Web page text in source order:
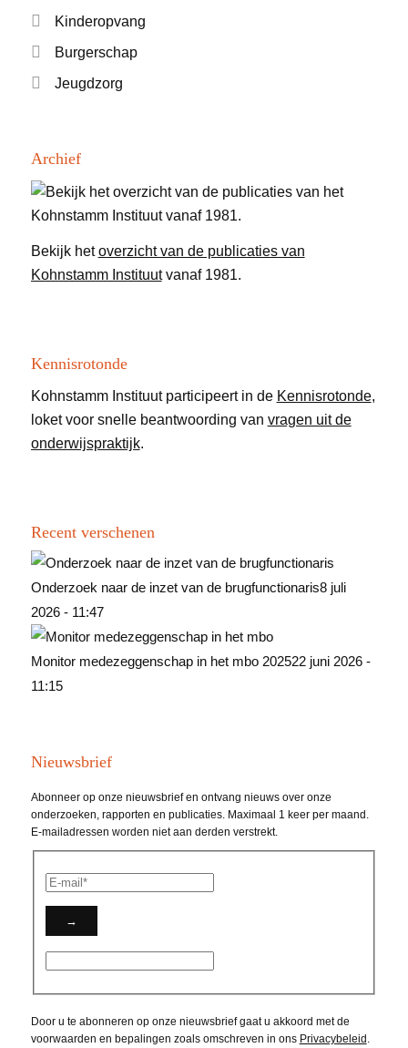
Kinderopvang
Burgerschap
Jeugdzorg
Archief
Bekijk hetoverzicht van de publicaties van
Kohnstamm Instituutvanaf 1981.
Kennisrotonde
Kohnstamm Instituut participeert in de Kennisrotonde,
loket voor snelle beantwoording van vragen uit de
onderwijspraktijk.
Recent verschenen
Onderzoek naar de inzet van de brugfunctionaris8 juli
2026 - 11:47
Monitor medezeggenschap in het mbo 202522 juni 2026 -
11:15
Nieuwsbrief
Abonneer op onze nieuwsbrief en ontvang nieuws over onze
onderzoeken, rapporten en publicaties. Maximaal 1 keer per maand.
E-mailadressen worden niet aan derden verstrekt.
Door u te abonneren op onze nieuwsbrief gaat u akkoord met de
voorwaarden en bepalingen zoals omschreven in ons Privacybeleid .